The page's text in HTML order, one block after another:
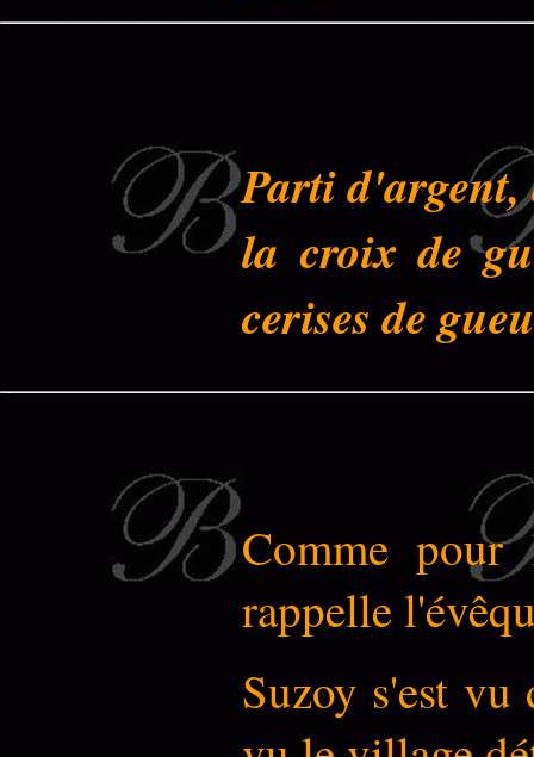
Parti d'argent,
la croix de
cerises de
Comme
rappelle
Suzoy s'est